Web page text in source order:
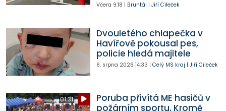
Včera 9:18 | Bruntál | Jiří Cileček
Dvouletého chlapečka v
Havířově pokousal pes,
policie hledá majitele
6. srpna 2026 14:33 | Celý MS kraj | Jiří Cileček
01:31
Poruba přivítá ME hasičů v
požárním sportu. Kromě